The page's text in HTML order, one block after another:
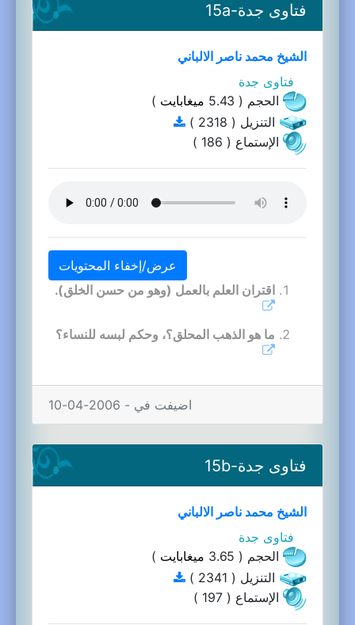
فتاوى جدة-15a
الشيخ محمد ناصر الالباني
فتاوى جدة
الحجم ( 5.43
ميغابايت )
التنزيل ( 2318 )
الإستماع ( 186 )
عرض/إخفاء المحتويات
اقتران العلم بالعمل (وهو من حسن الخلق).
ما هو الذهب المحلق؟، وحكم لبسه للنساء؟
اضيفت في - 2006-04-10
فتاوى جدة-15b
الشيخ محمد ناصر الالباني
فتاوى جدة
الحجم ( 3.65
ميغابايت )
التنزيل ( 2341 )
الإستماع ( 197 )